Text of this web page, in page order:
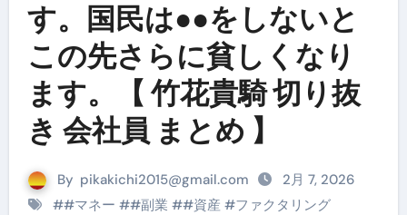
す。国民は●●をしないと
この先さらに貧しくなり
ます。【 竹花貴騎 切り抜
き 会社員 まとめ 】
By pikakichi2015@gmail.com
2月 7, 2026
##マネー ##副業 ##資産#ファクタリング